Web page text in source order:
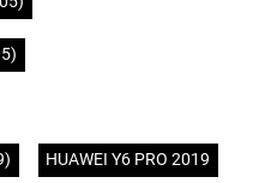
HUAWEI Y6 PRO 2019